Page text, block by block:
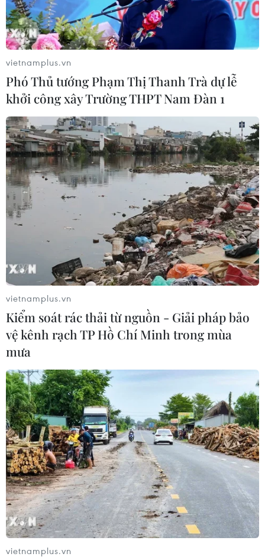
lao động suy giảm và chi phí tăng
cao.
(TTXVN/Vietnam+)
#Thâm hụt ngân sách #Kinh tế Pháp
#khủng hoảng
#tài chính công
Theo dõi VietnamPlus
TIN LIÊN QUAN
vietnamplus.vn
Phó Thủ tướng Phạm Thị Thanh Trà dự lễ
khởi công xây Trường THPT Nam Đàn 1
vietnamplus.vn
Kiểm soát rác thải từ nguồn - Giải pháp bảo
vệ kênh rạch TP Hồ Chí Minh trong mùa
mưa
vietnamplus.vn